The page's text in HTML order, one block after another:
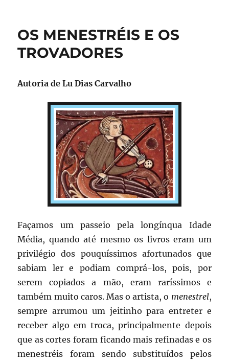
OS MENESTRÉIS E OS
TROVADORES
Autoria deLu Dias Carvalho
Façamos um passeio pela longínqua Idade
Média, quando até mesmo os livros eram um
privilégio dos pouquíssimos afortunados que
sabiam ler e podiam comprá-los, pois, por
serem copiados a mão, eram raríssimos e
também muito caros. Mas o artista, o menestrel,
sempre arrumou um jeitinho para entreter e
receber algo em troca, principalmente depois
que as cortes foram ficando mais refinadas e os
menestréis foram sendo substituídos pelos